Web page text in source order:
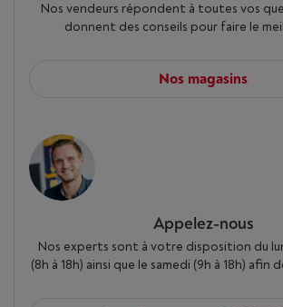
Nos vendeurs répondent à toutes vos
donnent des conseils pour faire le
Nos magasins
Appelez-nous
Nos experts sont à votre disposition du
(8h à 18h) ainsi que le samedi (9h à 18h) afin